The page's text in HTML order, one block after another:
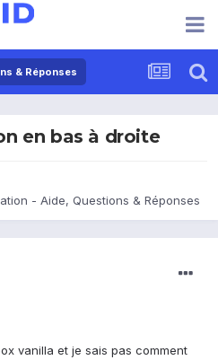
& Réponses
en bas à droite
- Aide, Questions & Réponses
vanilla et je sais pas comment